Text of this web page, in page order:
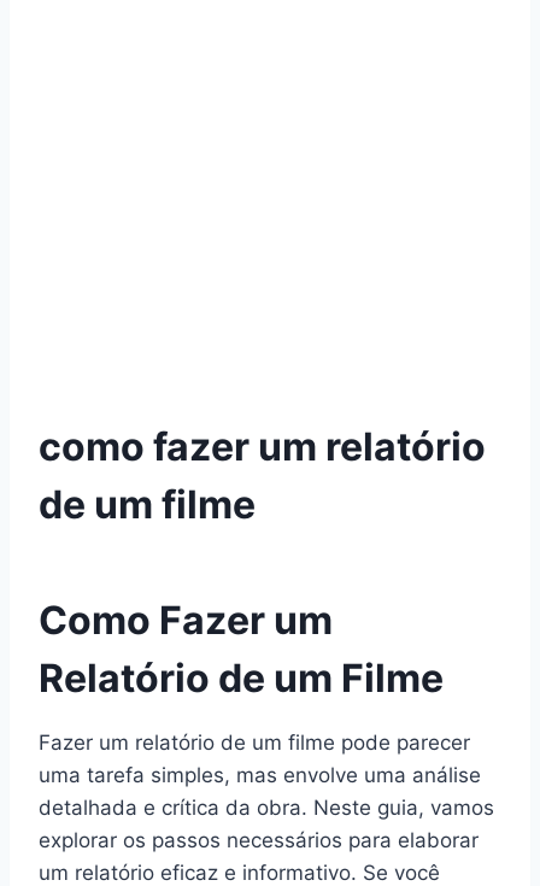
como fazer um relatório
de um filme
Como Fazer um
Relatório de um Filme
Fazer um relatório de um filme pode parecer
uma tarefa simples, mas envolve uma análise
detalhada e crítica da obra. Neste guia, vamos
explorar os passos necessários para elaborar
um relatório eficaz e informativo. Se você